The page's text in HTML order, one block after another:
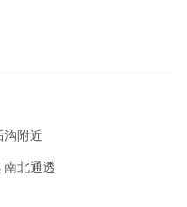
沟附近
南北通透